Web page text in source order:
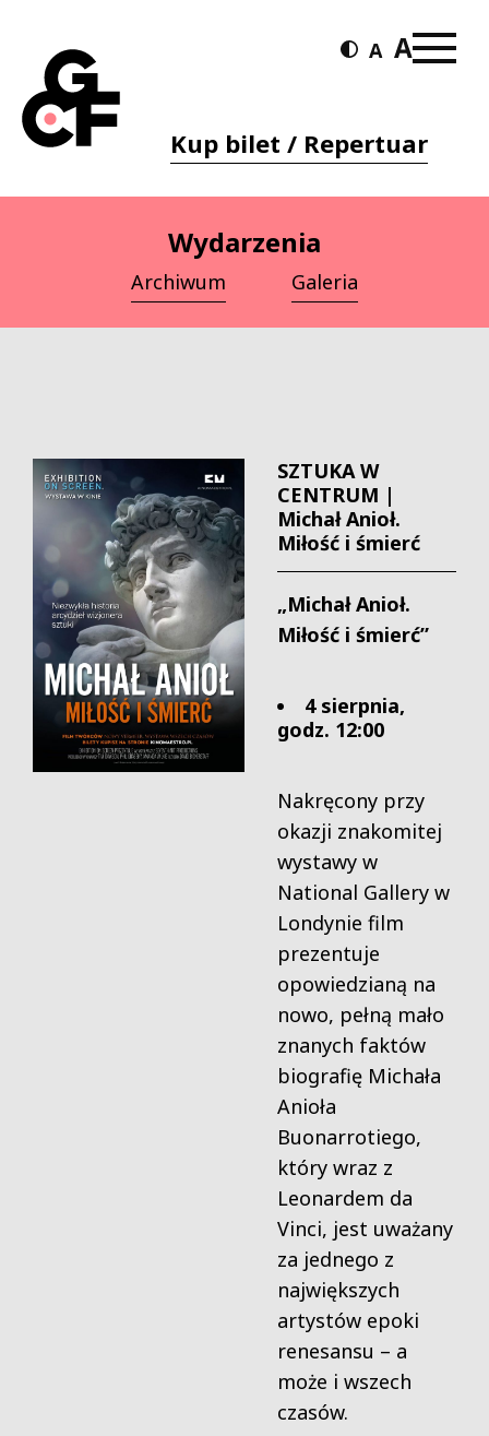
Kup bilet / Repertuar
Wydarzenia
Archiwum Galeria
SZTUKA W
CENTRUM |
Michał Anioł.
Miłość i śmierć
„Michał Anioł.
Miłość i śmierć”
4 sierpnia,
godz. 12:00
Nakręcony przy
okazji znakomitej
wystawy w
National Gallery w
Londynie film
prezentuje
opowiedzianą na
nowo, pełną mało
znanych faktów
biografię Michała
Anioła
Buonarrotiego,
który wraz z
Leonardem da
Vinci, jest uważany
za jednego z
największych
artystów epoki
renesansu – a
może i wszech
czasów.